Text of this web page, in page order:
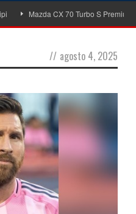
Mazda CX 70 Turbo S Premiun
// agosto 4, 2025